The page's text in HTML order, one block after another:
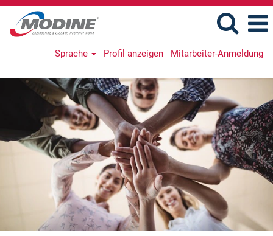
Sprache Profil anzeigen Mitarbeiter-Anmeldung